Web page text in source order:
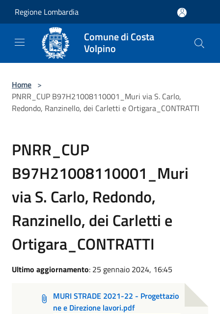
Regione Lombardia
Comune di Costa
Volpino
Home >
PNRR_CUP B97H21008110001_Muri via S. Carlo,
Redondo, Ranzinello, dei Carletti e Ortigara_CONTRATTI
PNRR_CUP
B97H21008110001_Muri
via S. Carlo, Redondo,
Ranzinello, dei Carletti e
Ortigara_CONTRATTI
Ultimo aggiornamento: 25 gennaio 2024, 16:45
MURI STRADE 2021-22 - Progettazio
ne e Direzione lavori.pdf